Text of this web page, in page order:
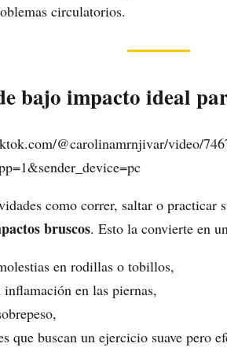
circulatorios.
bajo impacto ideal
@carolinamrnjivar/video/
como correr, saltar o practicar
bruscos. Esto la convierte en
en rodillas o tobillos,
inflamación en las piernas,
que buscan un ejercicio suave pero